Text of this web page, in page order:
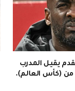
يقيل المدرب